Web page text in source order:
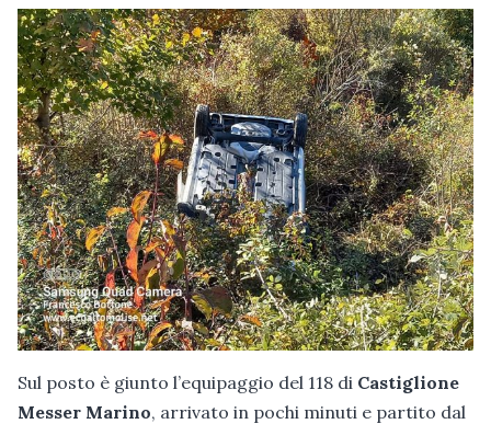
Sul posto è giunto l’equipaggio del 118 di Castiglione
Messer Marino, arrivato in pochi minuti e partito dal